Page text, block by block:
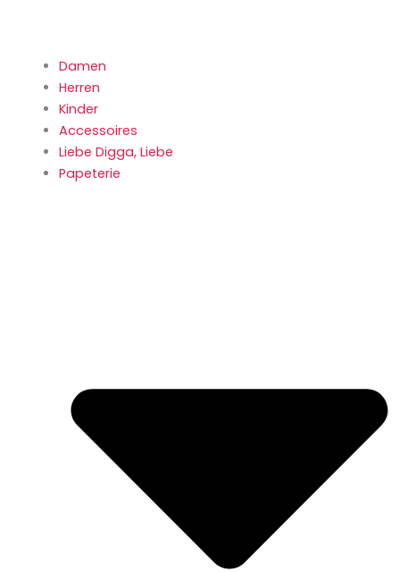
Damen
Herren
Kinder
Accessoires
Liebe Digga, Liebe
Papeterie